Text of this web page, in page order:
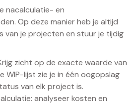
nacalculatie- en
Op deze manier heb je altijd
van je projecten en stuur je tijdig
zicht op de exacte waarde van
WIP-lijst zie je in één oogopslag
van elk project is.
analyseer kosten en